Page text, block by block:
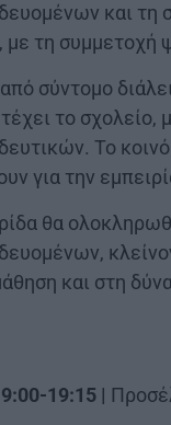
και τη
με τη συμμετοχή
σύντομο
το σχολείο,
Το
για την
θα
και στη
19:15 |